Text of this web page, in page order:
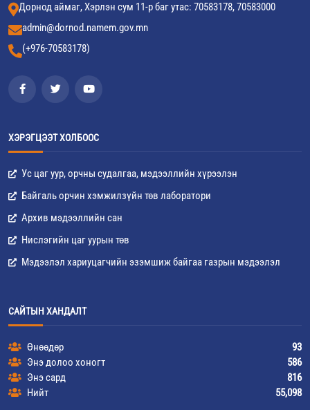
Дорнод аймаг, Хэрлэн сум 11-р баг утас: 70583178, 70583000
admin@dornod.namem.gov.mn
(+976-70583178)
ХЭРЭГЦЭЭТ ХОЛБООС
Ус цаг уур, орчны судалгаа, мэдээллийн хүрээлэн
Байгаль орчин хэмжилзүйн төв лаборатори
Архив мэдээллийн сан
Нислэгийн цаг уурын төв
Мэдээлэл хариуцагчийн эзэмшиж байгаа газрын мэдээлэл
САЙТЫН ХАНДАЛТ
Өнөөдөр
93
Энэ долоо хоногт
586
Энэ сард
816
Нийт
55,098